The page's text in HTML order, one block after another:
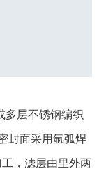
层不锈钢编织
封面采用氩弧焊
，滤层由里外两